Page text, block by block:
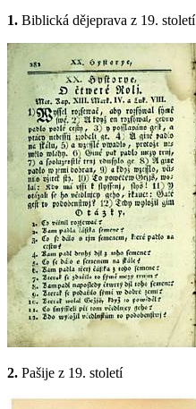
1. Biblická dějeprava z 19. století
2. Pašije z 19. století